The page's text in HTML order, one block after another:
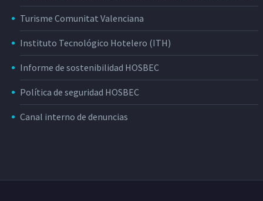
Turisme Comunitat Valenciana
Instituto Tecnológico Hotelero (ITH)
Informe de sostenibilidad HOSBEC
Política de seguridad HOSBEC
Canal interno de denuncias